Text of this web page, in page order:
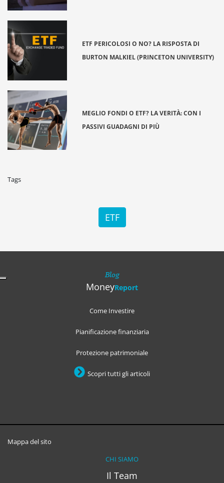
ETF PERICOLOSI O NO? LA RISPOSTA DI
BURTON MALKIEL (PRINCETON UNIVERSITY)
MEGLIO FONDI O ETF? LA VERITÀ: CON I
PASSIVI GUADAGNI DI PIÙ
Tags
ETF
Blog
MoneyReport
Come Investire
Pianificazione finanziaria
Protezione patrimoniale
Scopri tutti gli articoli
Mappa del sito
CHI SIAMO
Il Team